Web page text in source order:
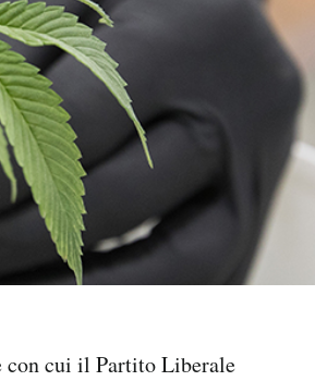
cui il Partito Liberale